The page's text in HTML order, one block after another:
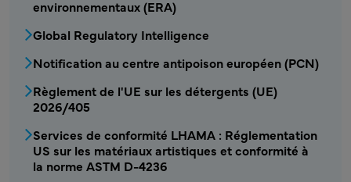
Services d'évaluation des risques
Règlement de l'UE sur les détergents (UE)
Services de conformité LHAMA : Réglementation
US sur les matériaux artistiques et conformité à